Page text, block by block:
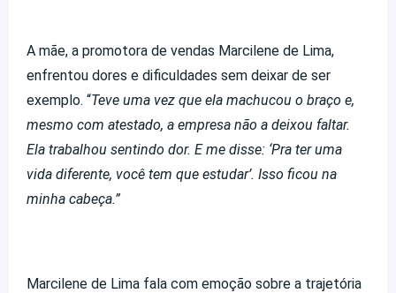
A mãe, a promotora de vendas Marcilene de Lima,
enfrentou dores e dificuldades sem deixar de ser
exemplo. “Teve uma vez que ela machucou o braço e,
mesmo com atestado, a empresa não a deixou faltar.
Ela trabalhou sentindo dor. E me disse: ‘Pra ter uma
vida diferente, você tem que estudar’. Isso ficou na
minha cabeça.”
Marcilene de Lima fala com emoção sobre a trajetória